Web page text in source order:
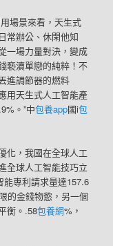
場景來看，天生式
常辦公、休閑他知
一場力量對決，變成
褻瀆單戀的純粹！不
進調節器的燃料
用天生式人工智能產
。”中包養app國i包
化，我國在全球人工
全球人工智能技巧立
能專利請求量達157.6
的金錢物慾，另一個
衡。.58包養網%，